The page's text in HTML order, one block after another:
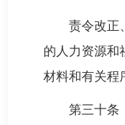
责令改正
的人力资源和
材料和有关程
第三十条